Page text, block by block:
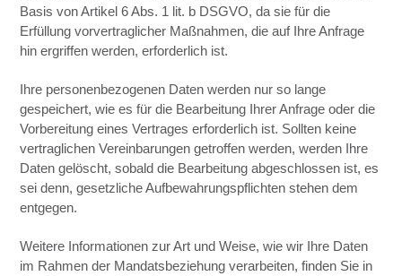
Basis von Artikel 6 Abs. 1 lit. b DSGVO, da sie für die
Erfüllung vorvertraglicher Maßnahmen, die auf Ihre Anfrage
hin ergriffen werden, erforderlich ist.
Ihre personenbezogenen Daten werden nur so lange
gespeichert, wie es für die Bearbeitung Ihrer Anfrage oder die
Vorbereitung eines Vertrages erforderlich ist. Sollten keine
vertraglichen Vereinbarungen getroffen werden, werden Ihre
Daten gelöscht, sobald die Bearbeitung abgeschlossen ist, es
sei denn, gesetzliche Aufbewahrungspflichten stehen dem
entgegen.
Weitere Informationen zur Art und Weise, wie wir Ihre Daten
im Rahmen der Mandatsbeziehung verarbeiten, finden Sie in